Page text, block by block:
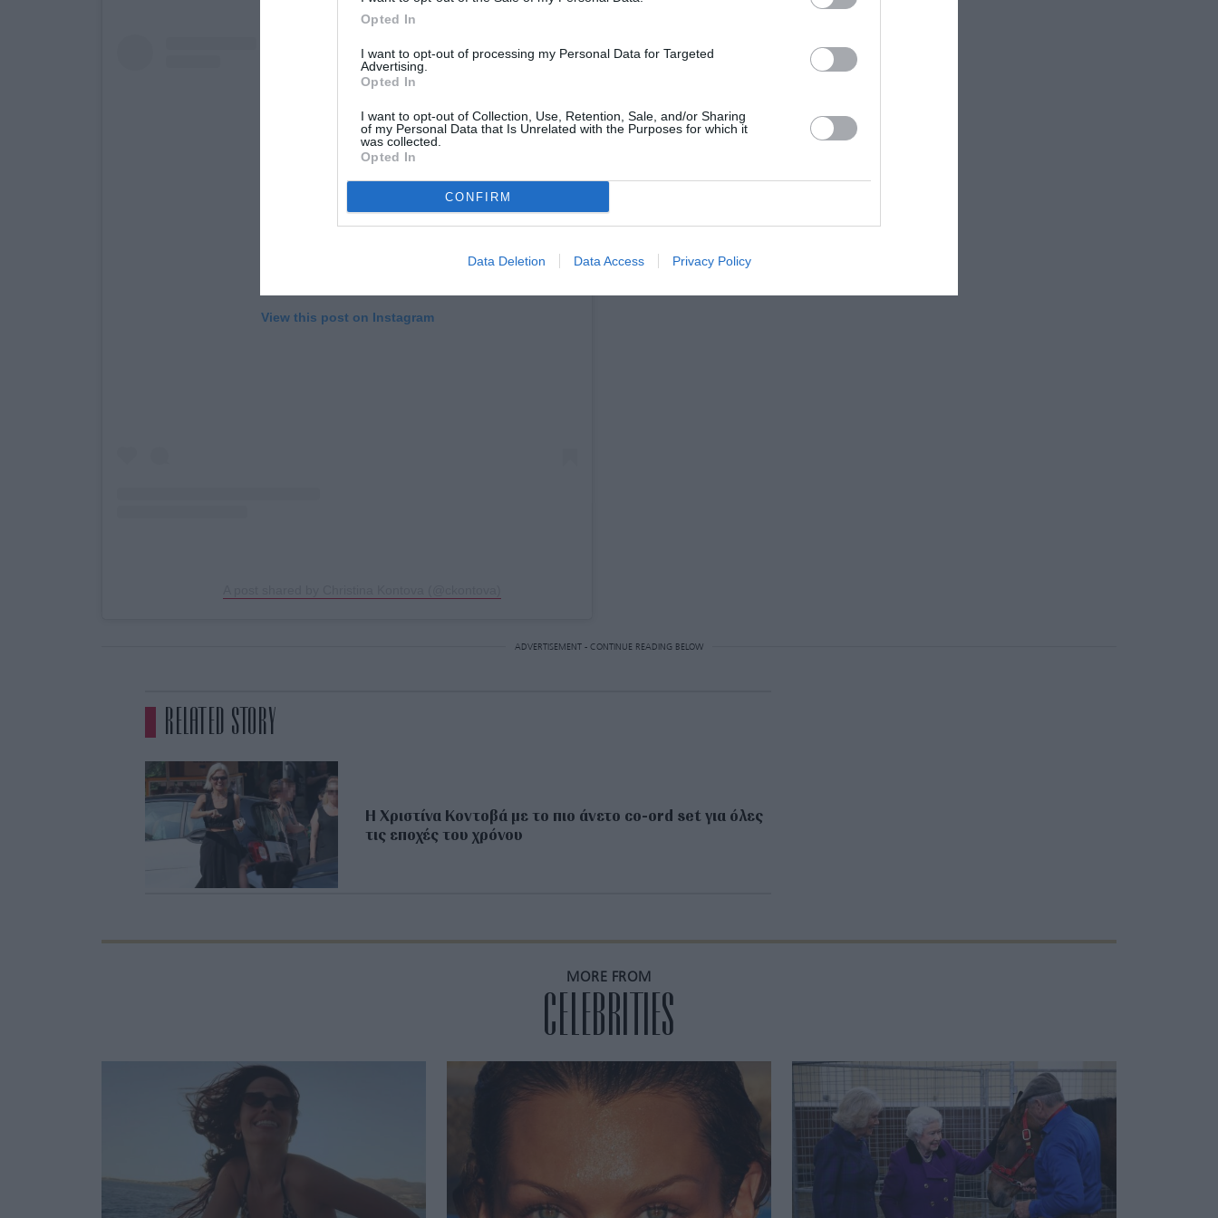
Opted In
I want to opt-out of processing my Personal Data for Targeted
Advertising.
Opted In
I want to opt-out of Collection, Use, Retention, Sale, and/or Sharing
of my Personal Data that Is Unrelated with the Purposes for which it
was collected.
Opted In
CONFIRM
Data Deletion Data Access Privacy Policy
View this post on Instagram
ADVERTISEMENT - CONTINUE READING BELOW
RELATED STORY
Η Χριστίνα Κοντοβά με το πιο άνετο co-ord set για όλες
τις εποχές του χρόνου
MORE FROM
CELEBRITIES